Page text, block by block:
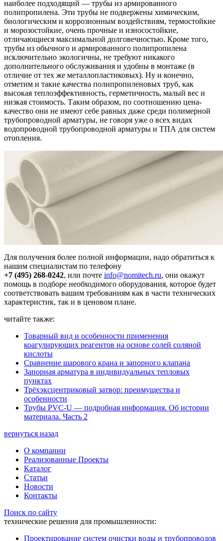
наиболее подходящий — трубы из армированного
полипропилена. Эти трубы не подвержены химическим,
биологическим и коррозионным воздействиям, термостойкие
и морозостойкие, очень прочные и износостойкие,
отличающиеся максимальной долговечностью. Кроме того,
трубы из обычного и армированного полипропилена
исключительно экологичны, не требуют никакого
дополнительного обслуживания и удобны в монтаже (в
отличие от тех же металлопластиковых). Ну и конечно,
отметим и такие качества полипропиленовых труб, как
высокая теплоэффективность, герметичность, малый вес и
низкая стоимость. Таким образом, по соотношению цена-
качество они не имеют себе равных даже среди полимерной
трубопроводной арматуры, не говоря уже о всех видах
водопроводной трубопроводной арматуры и ТПА для систем
отопления.
Для получения более полной информации, надо обратиться к
нашим специалистам по телефону
+7 (495) 268-0242, или почте info@nomitech.ru, они окажут
помощь в подборе необходимого оборудования, которое будет
соответствовать вашим требованиям как в части технических
характеристик, так и в ценовом плане.
читайте также:
Товарный вид и особенности применения
коагулирующих реагентов на основе солей соляной
кислоты
Сравнение шарового крана и запорного клапана
Запорная арматура в индивидуальных тепловых
пунктах
Трёхэксцентриковый затвор: преимущества и
особенности
Трубы PVC-U — подробная информация. Об истории
материала. Часть 2
вернуться назад
О компании
Реализованные Проекты
Каталог
Статьи
Новости
Контакты
Поиск по сайту
технические решения для промышленности:
Проектирование систем очистки воды и трубопроводов